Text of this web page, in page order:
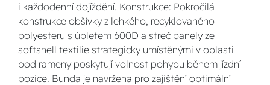
i každodenní dojíždění. Konstrukce: Pokročilá
konstrukce obšívky z lehkého, recyklovaného
polyesteru s úpletem 600D a streč panely ze
softshell textilie strategicky umístěnými v oblasti
pod rameny poskytují volnost pohybu během jízdní
pozice. Bunda je navržena pro zajištění optimální